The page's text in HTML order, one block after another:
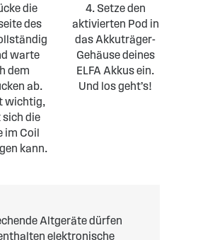
die
des
warte
dem
ab.
wichtig,
die
im Coil
kann.
4. Setze den
aktivierten Pod in
das Akkuträger-
Gehäuse deines
ELFA Akkus ein.
Und los geht’s!
Altgeräte dürfen
elektronische